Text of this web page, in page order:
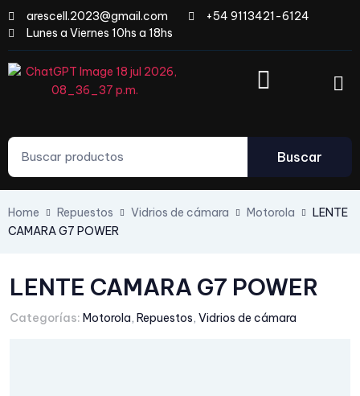
arescell.2023@gmail.com
+54 9113421-6124
Lunes a Viernes 10hs a 18hs
Buscar
Home Repuestos Vidrios de cámara Motorola
LENTE
CAMARA G7 POWER
LENTE CAMARA G7 POWER
Categorías: Motorola, Repuestos, Vidrios de cámara